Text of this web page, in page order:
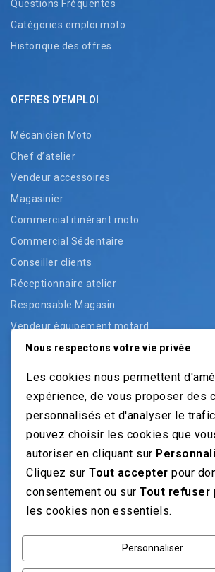
Questions Fréquentes
Catégories emploi moto
Historique des offres
OFFRES D’EMPLOI
Mécanicien Moto
Chef d’atelier
Vendeur accessoires
Magasinier
Commercial itinérant moto
Commercial Sédentaire
Conseiller clients
Réceptionnaire atelier
Responsable Magasin
Vendeur équipement motard
Vendeur pièces
Vendeur véhicules occasion
NOS GUIDES
Recrutement moto: Le guide pour
Recrutement mécanicien moto
NOS RÉSEAUX
Nous respectons votre vie privée
Les cookies nous permettent
expérience, de vous proposer des
personnalisés et d'analyser le
pouvez choisir les cookies que
autoriser en cliquant sur
Cliquez sur Tout accepter pour
consentement ou sur Tout refuser
les cookies non essentiels.
Personnaliser